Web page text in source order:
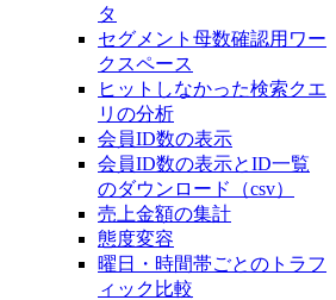
タ
セグメント母数確認用ワー
クスペース
ヒットしなかった検索クエ
リの分析
会員ID数の表示
会員ID数の表示とID一覧
のダウンロード（csv）
売上金額の集計
態度変容
曜日・時間帯ごとのトラフ
ィック比較